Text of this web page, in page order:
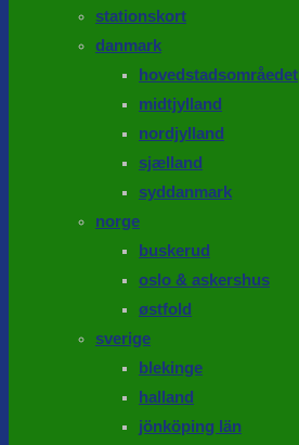
stationskort
danmark
hovedstadsområedet
midtjylland
nordjylland
sjælland
syddanmark
norge
buskerud
oslo & askershus
østfold
sverige
blekinge
halland
jönköping län